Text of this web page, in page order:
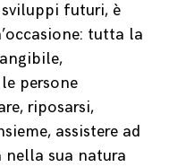
futuri, è
tutta la
persone
riposarsi,
assistere ad
nella sua natura